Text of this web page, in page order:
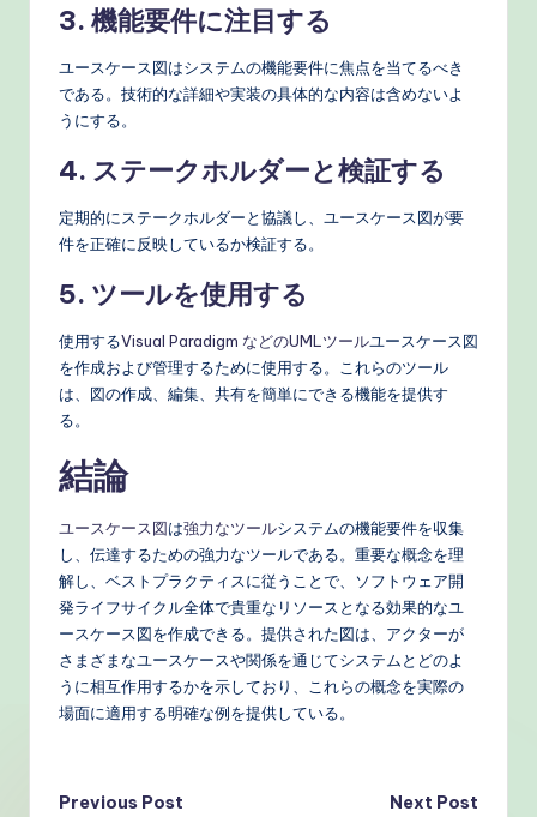
3. 機能要件に注目する
ユースケース図はシステムの機能要件に焦点を当てるべき
である。技術的な詳細や実装の具体的な内容は含めないよ
うにする。
4. ステークホルダーと検証する
定期的にステークホルダーと協議し、ユースケース図が要
件を正確に反映しているか検証する。
5. ツールを使用する
使用するVisual Paradigm などのUMLツールユースケース図
を作成および管理するために使用する。これらのツール
は、図の作成、編集、共有を簡単にできる機能を提供す
る。
結論
ユースケース図は強力なツールシステムの機能要件を収集
し、伝達するための強力なツールである。重要な概念を理
解し、ベストプラクティスに従うことで、ソフトウェア開
発ライフサイクル全体で貴重なリソースとなる効果的なユ
ースケース図を作成できる。提供された図は、アクターが
さまざまなユースケースや関係を通じてシステムとどのよ
うに相互作用するかを示しており、これらの概念を実際の
場面に適用する明確な例を提供している。
Previous Post Next Post